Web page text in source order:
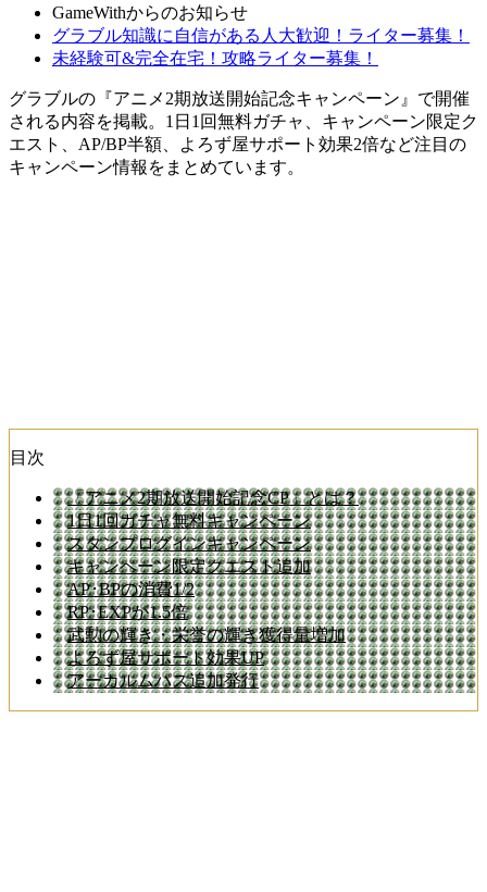
GameWithからのお知らせ
グラブル知識に自信がある人大歓迎！ライター募集！
未経験可&完全在宅！攻略ライター募集！
グラブルの『アニメ2期放送開始記念キャンペーン』で開催
される内容を掲載。1日1回無料ガチャ、キャンペーン限定ク
エスト、AP/BP半額、よろず屋サポート効果2倍など注目の
キャンペーン情報をまとめています。
目次
「アニメ2期放送開始記念CP」とは？
1日1回ガチャ無料キャンペーン
スタンプログインキャンペーン
キャンペーン限定クエスト追加
AP･BPの消費1/2
RP･EXPが1.5倍
武勲の輝き・栄誉の輝き獲得量増加
よろず屋サポート効果UP
アーカルムパス追加発行